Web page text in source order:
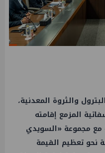
والثروة المعدنية،
المزمع إقامته
مع مجموعة «السويدي
نحو تعظيم القيمة